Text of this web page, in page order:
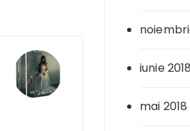
iunie 2018
mai 2018